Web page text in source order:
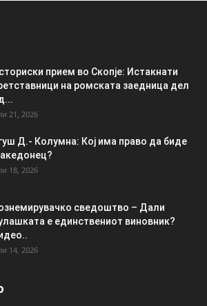
прием во Скопје: Истакнати
на ромската заедница дел
21, 2026
Д.- Колумна: Кој има право да биде
18, 2026
сведоштво – Дали
е единствениот виновник?
14, 2026